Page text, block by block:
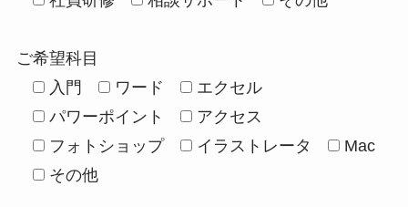
ご希望科目
入門
ワード
エクセル
パワーポイント
アクセス
フォトショップ
イラストレータ
Mac
その他